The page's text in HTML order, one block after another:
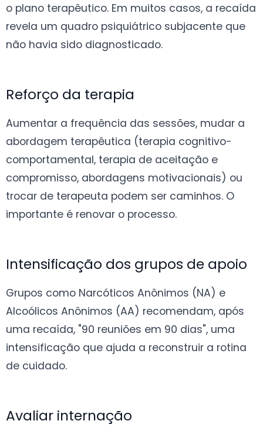
o plano terapêutico. Em muitos casos, a recaída
revela um quadro psiquiátrico subjacente que
não havia sido diagnosticado.
Reforço da terapia
Aumentar a frequência das sessões, mudar a
abordagem terapêutica (terapia cognitivo-
comportamental, terapia de aceitação e
compromisso, abordagens motivacionais) ou
trocar de terapeuta podem ser caminhos. O
importante é renovar o processo.
Intensificação dos grupos de apoio
Grupos como Narcóticos Anônimos (NA) e
Alcoólicos Anônimos (AA) recomendam, após
uma recaída, "90 reuniões em 90 dias", uma
intensificação que ajuda a reconstruir a rotina
de cuidado.
Avaliar internação